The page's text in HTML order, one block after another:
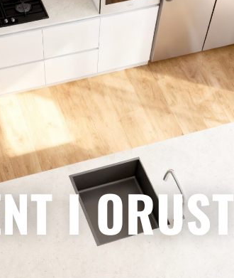
I ORUST